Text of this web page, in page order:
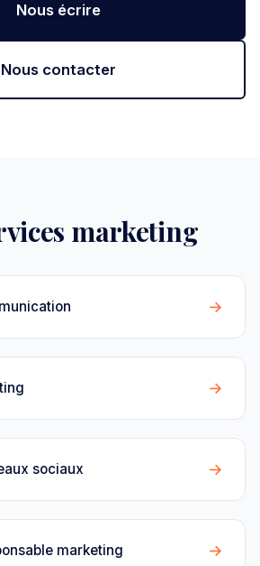
Nous écrire
Nous contacter
marketing
→
→
sociaux →
marketing →